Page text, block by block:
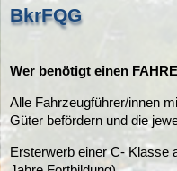
BkrFQG
Wer benötigt einen
Alle Fahrzeugführer/innen
Güter befördern und die
Ersterwerb einer C- Klasse